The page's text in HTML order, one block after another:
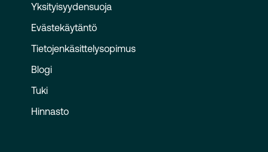
Yksityisyydensuoja
Evästekäytäntö
Tietojenkäsittelysopimus
Blogi
Tuki
Hinnasto